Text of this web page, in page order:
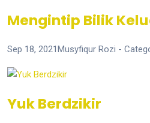
Mengintip Bilik
Sep 18, 2021Musyfiqur Rozi -
Yuk Berdzikir